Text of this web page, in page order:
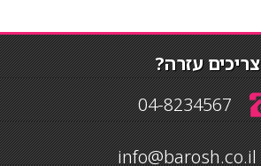
צריכים עזרה?
04-8234567
info@barosh.co.il